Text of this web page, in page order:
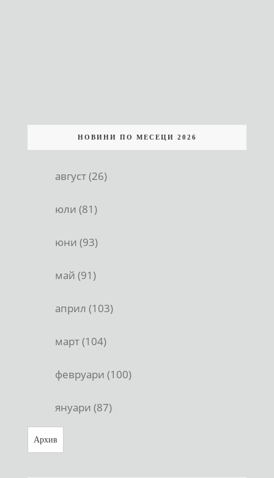
НОВИНИ ПО МЕСЕЦИ 2026
август (26)
юли (81)
юни (93)
май (91)
април (103)
март (104)
февруари (100)
януари (87)
Архив